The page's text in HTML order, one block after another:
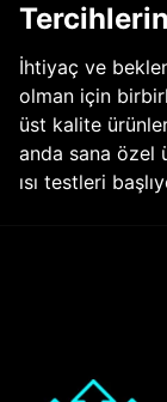
İhtiyaç ve
olman için
üst kalite
anda sana özel
ısı testleri